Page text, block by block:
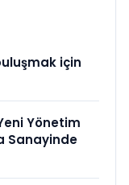
için
Yönetim
Sanayinde